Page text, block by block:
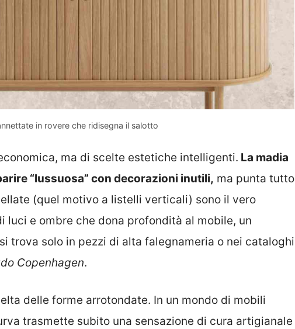
in rovere che ridisegna il salotto
ma di scelte estetiche intelligenti. La madia
“lussuosa” con decorazioni inutili, ma punta tutto
(quel motivo a listelli verticali) sono il vero
luci e ombre che dona profondità al mobile, un
trova solo in pezzi di alta falegnameria o nei cataloghi
Copenhagen.
delle forme arrotondate. In un mondo di mobili
trasmette subito una sensazione di cura artigianale